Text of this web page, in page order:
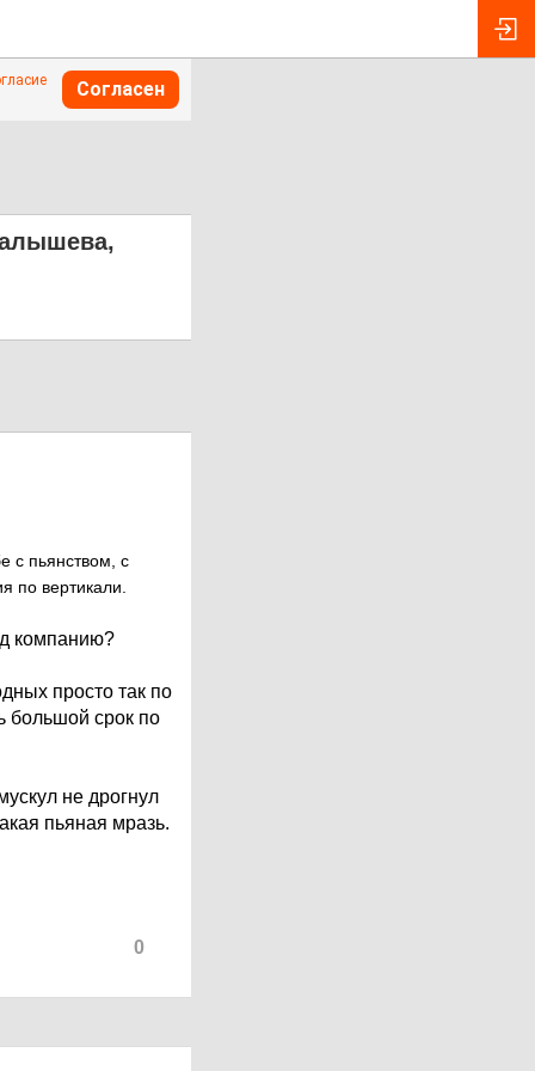
Согласен
с пьянством, с
по вертикали.
компанию?
просто так по
большой срок по
не дрогнул
пьяная мразь.
0